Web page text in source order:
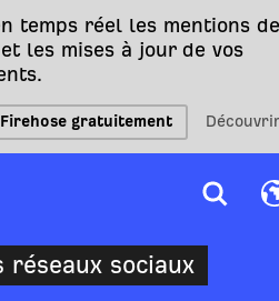
temps réel les mentions
les mises à jour de vos
gratuitement
réseaux sociaux